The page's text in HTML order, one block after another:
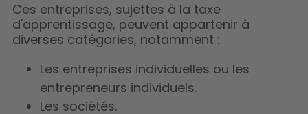
Ces entreprises, sujettes à la taxe
d'apprentissage, peuvent appartenir à
diverses catégories, notamment :
Les entreprises individuelles ou les
entrepreneurs individuels.
Les sociétés.